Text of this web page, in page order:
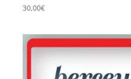
30,00€